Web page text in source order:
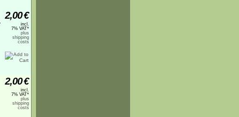
2,00€
incl.
7% VAT*
plus
shipping
costs
2,00€
incl.
7% VAT*
plus
shipping
costs